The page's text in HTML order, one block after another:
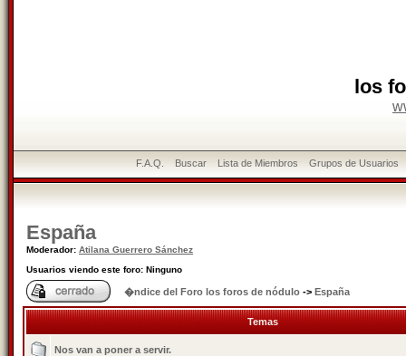
los
F.A.Q. Buscar Lista de Miembros Grupos de Usuarios
España
Moderador: Atilana Guerrero Sánchez
Usuarios viendo este foro: Ninguno
�ndice del Foro los foros de nódulo -> España
Temas
Nos van a poner a servir.